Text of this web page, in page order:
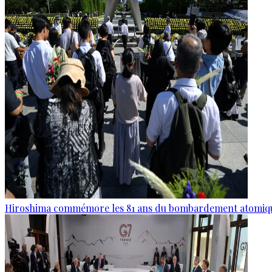
Hiroshima commémore les 81 ans du bombardement